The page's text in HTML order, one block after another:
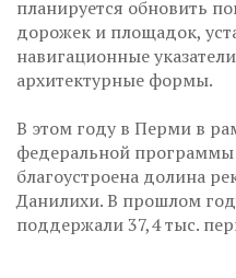
планируется обновить
дорожек и площадок,
навигационные
архитектурные формы.
В этом году в Перми в
федеральной программы
благоустроена долина
Данилихи. В прошлом
поддержали 37,4 тыс.